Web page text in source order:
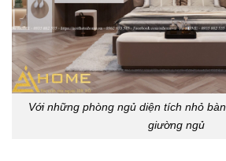
Với những phòng ngủ diện tích nhỏ
giường ngủ